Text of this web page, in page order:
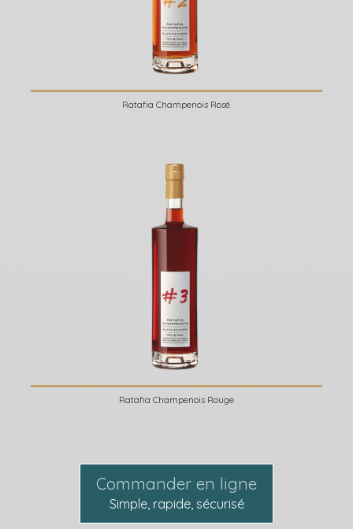
Ratafia Champenois Rosé
Ratafia Champenois Rouge
Commander en ligne
Simple, rapide, sécurisé